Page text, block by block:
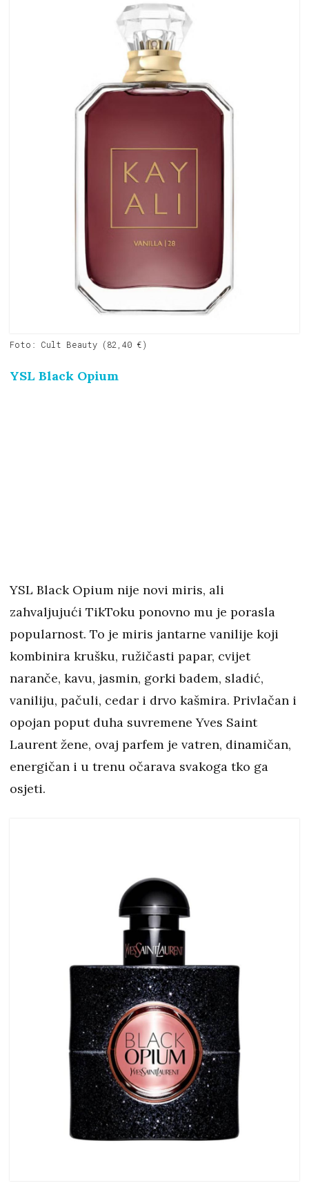
Foto: Cult Beauty (82,40 €)
YSL Black Opium
YSL Black Opium nije novi miris, ali
zahvaljujući TikToku ponovno mu je porasla
popularnost. To je miris jantarne vanilije koji
kombinira krušku, ružičasti papar, cvijet
naranče, kavu, jasmin, gorki badem, sladić,
vaniliju, pačuli, cedar i drvo kašmira. Privlačan i
opojan poput duha suvremene Yves Saint
Laurent žene, ovaj parfem je vatren, dinamičan,
energičan i u trenu očarava svakoga tko ga
osjeti.